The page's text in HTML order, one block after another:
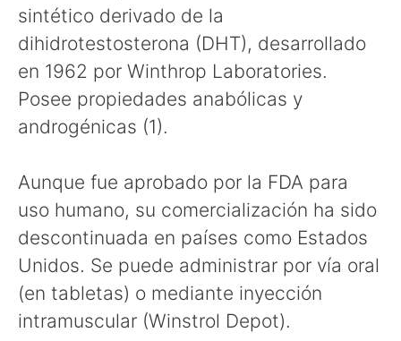
sintético derivado de la
dihidrotestosterona (DHT), desarrollado
en 1962 por Winthrop Laboratories.
Posee propiedades anabólicas y
androgénicas (1).
Aunque fue aprobado por la FDA para
uso humano, su comercialización ha sido
descontinuada en países como Estados
Unidos. Se puede administrar por vía oral
(en tabletas) o mediante inyección
intramuscular (Winstrol Depot).